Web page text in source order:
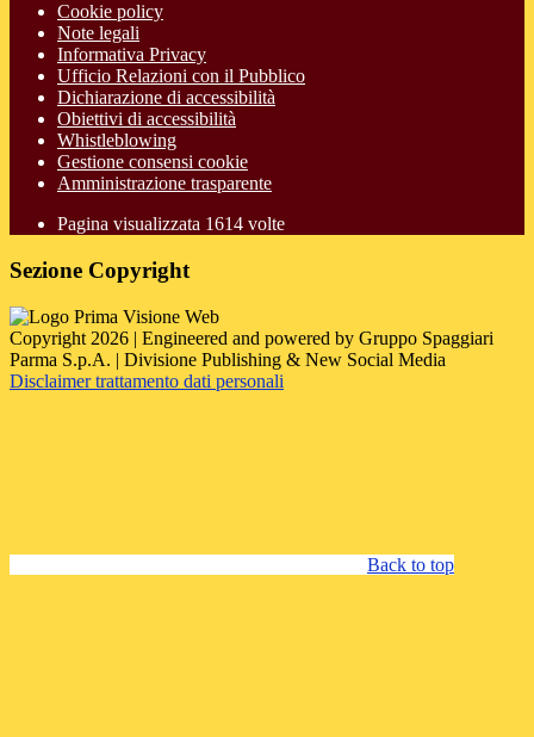
Cookie policy
Note legali
Informativa Privacy
Ufficio Relazioni con il Pubblico
Dichiarazione di accessibilità
Obiettivi di accessibilità
Whistleblowing
Gestione consensi cookie
Amministrazione trasparente
Pagina visualizzata 1614 volte
Sezione Copyright
Copyright 2026 | Engineered and powered by Gruppo Spaggiari
Parma S.p.A. | Divisione Publishing & New Social Media
Disclaimer trattamento dati personali
Back to top